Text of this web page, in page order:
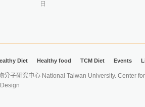
日
Diet Healthy food TCM Diet Events
分子研究中心 National Taiwan University. Center